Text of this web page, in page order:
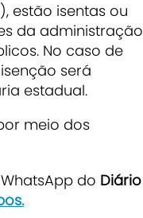
estão isentas ou
da administração
No caso de
será
estadual.
meio dos
do Diário